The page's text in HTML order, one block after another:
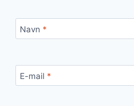
Navn *
E-mail *